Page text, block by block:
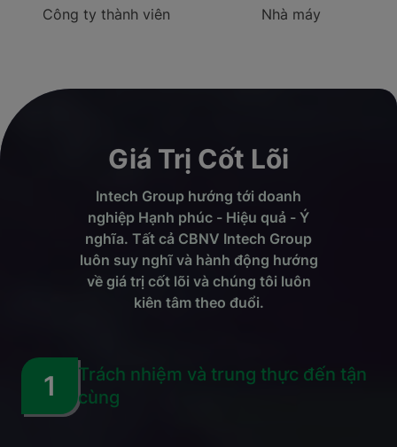
Công ty thành viên Nhà máy
Giá Trị Cốt Lõi
Intech Group hướng tới doanh
nghiệp Hạnh phúc - Hiệu quả - Ý
nghĩa. Tất cả CBNV Intech Group
luôn suy nghĩ và hành động hướng
về giá trị cốt lõi và chúng tôi luôn
kiên tâm theo đuổi.
1
Trách nhiệm và trung thực đến tận
cùng